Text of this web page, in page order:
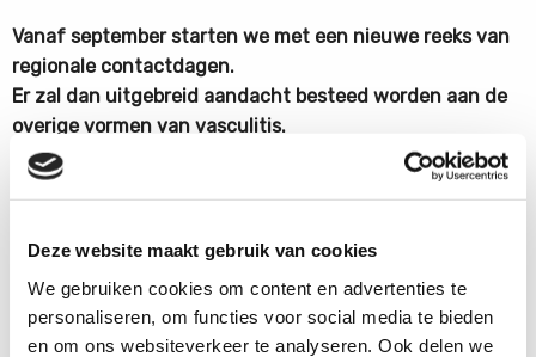
Deze website maakt gebruik van cookies
We gebruiken cookies om content en advertenties te
personaliseren, om functies voor social media te bieden
en om ons websiteverkeer te analyseren. Ook delen we
Vanaf september starten we met een nieuwe reeks van
regionale contactdagen.
Er zal dan uitgebreid aandacht besteed worden aan de
overige vormen van vasculitis.